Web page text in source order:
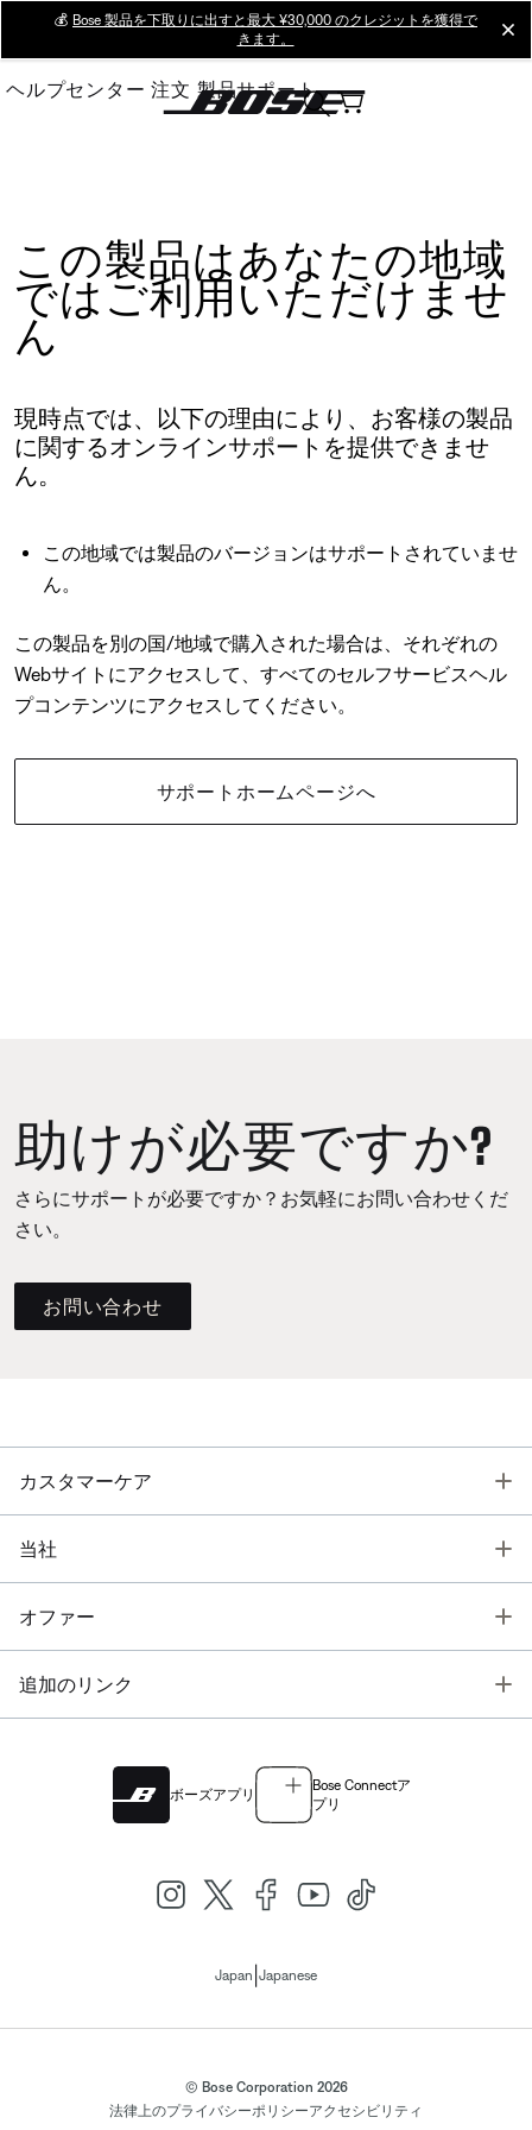
Main
💰 Bose 製品を下取りに出すと最大 ¥30,000 のクレジットを獲得で
きます。
ヘルプセンター 注文 製品サポート
この製品はあなたの地域
ではご利用いただけませ
ん
現時点では、以下の理由により、お客様の製品
に関するオンラインサポートを提供できませ
ん。
この地域では製品のバージョンはサポートされていませ
ん。
この製品を別の国/地域で購入された場合は、それぞれの
Webサイトにアクセスして、すべてのセルフサービスヘル
プコンテンツにアクセスしてください。
サポートホームページへ
助けが必要ですか?
さらにサポートが必要ですか？お気軽にお問い合わせくだ
さい。
お問い合わせ
カスタマーケア
当社
オファー
追加のリンク
ボーズアプリ
Bose Connectア
プリ
Japan Japanese
© Bose Corporation 2026
法律上のプライバシーポリシーアクセシビリティ